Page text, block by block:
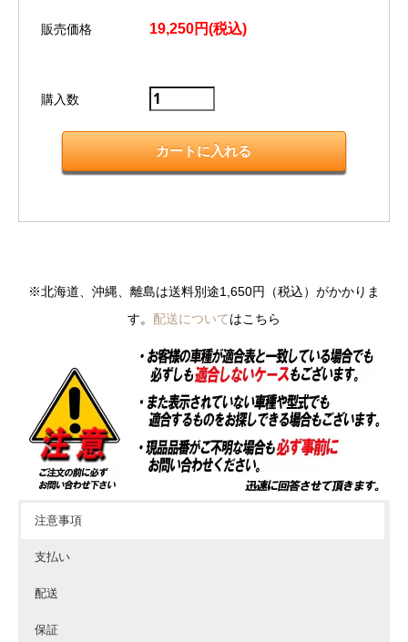
販売価格 19,250円(税込)
購入数
※北海道、沖縄、離島は送料別途1,650円（税込）がかかりま
す。 配送についてはこちら
注意事項
支払い
配送
保証